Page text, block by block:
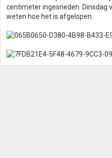
centimeter ingesneden. Dinsdag
weten hoe het is afgelopen.